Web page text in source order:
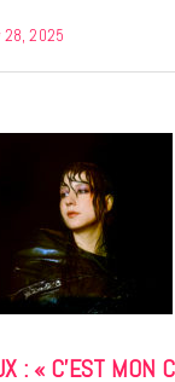
28, 2025
: « C’EST MON